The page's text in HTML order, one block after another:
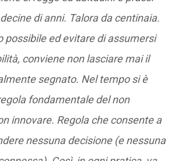
di anni. Talora da centinaia.
possibile ed evitare di assumersi
conviene non lasciare mai il
segnato. Nel tempo si è
fondamentale del non
innovare. Regola che consente a
nessuna decisione (e nessuna